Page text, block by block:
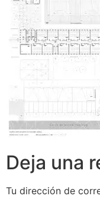
Deja una
Tu dirección de